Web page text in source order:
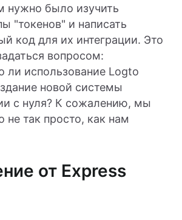
нужно было изучить
"токенов" и написать
код для их интеграции. Это
вопросом:
ли использование Logto
новой системы
с нуля? К сожалению, мы
не так просто, как нам
от Express